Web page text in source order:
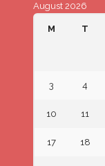
August 2026
M T
3 4
10 11
17 18